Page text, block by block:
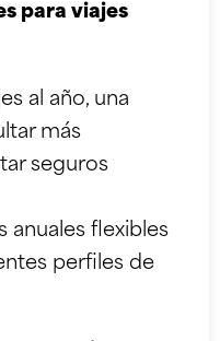
para viajes
al año, una
más
seguros
anuales flexibles
perfiles de